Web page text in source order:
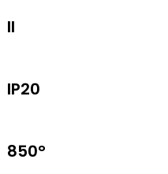
II
IP20
850°